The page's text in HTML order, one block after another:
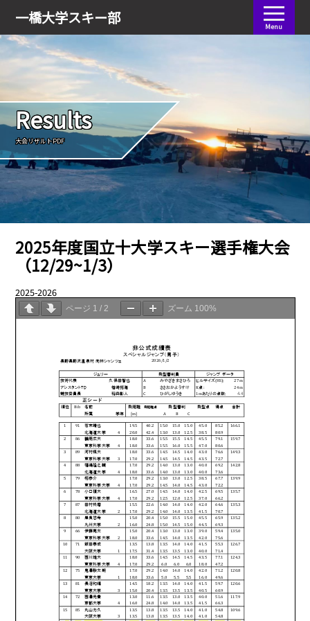
一橋大学スキー部 Menu
会員ログイン
Results
大会リザルトPDF
2025年度国立十大学スキー選手権大会
（12/29~1/3）
2025-2026
ページ 1 / 2 ズーム 100%